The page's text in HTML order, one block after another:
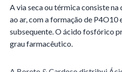
A via seca ou térmica consiste
ao ar, com a formação de P4O10
subsequente. O ácido fosfórico
grau farmacêutico.